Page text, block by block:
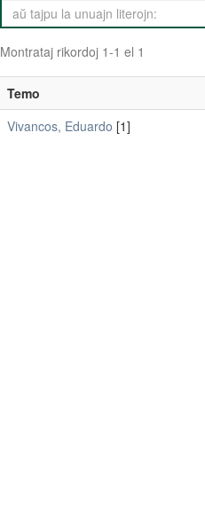
Montrataj rikordoj 1-1 el 1
Temo
Vivancos, Eduardo [1]